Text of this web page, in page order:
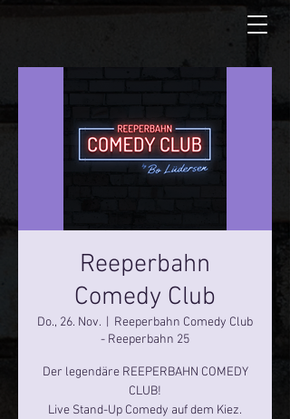
Reeperbahn
Comedy Club
Do., 26. Nov.
Reeperbahn Comedy Club
- Reeperbahn 25
Der legendäre REEPERBAHN COMEDY
CLUB!
Live Stand-Up Comedy auf dem Kiez.